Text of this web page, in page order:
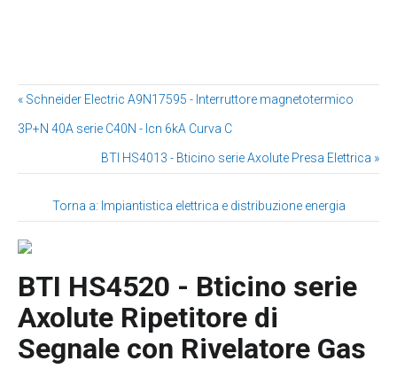
« Schneider Electric A9N17595 - Interruttore magnetotermico
3P+N 40A serie C40N - Icn 6kA Curva C
BTI HS4013 - Bticino serie Axolute Presa Elettrica »
Torna a: Impiantistica elettrica e distribuzione energia
BTI HS4520 - Bticino serie
Axolute Ripetitore di
Segnale con Rivelatore Gas